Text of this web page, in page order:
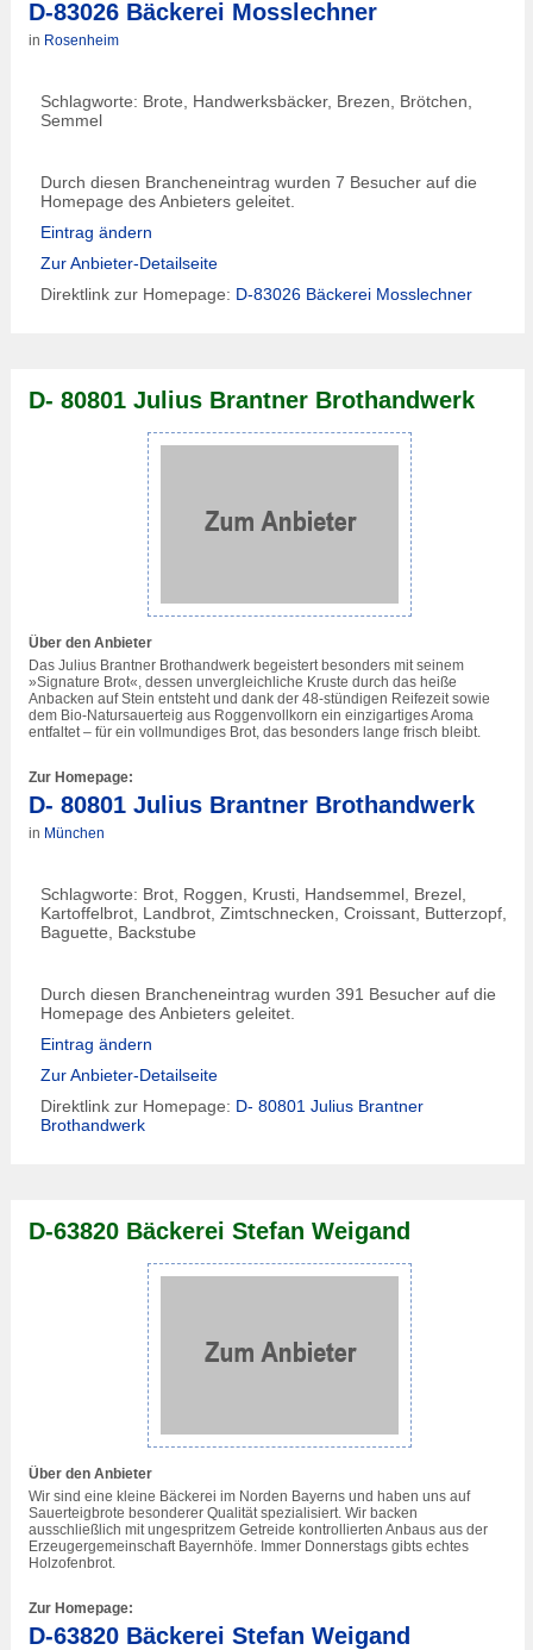
D-83026 Bäckerei Mosslechner
in Rosenheim
Schlagworte: Brote, Handwerksbäcker, Brezen, Brötchen,
Semmel
Durch diesen Brancheneintrag wurden 7 Besucher auf die
Homepage des Anbieters geleitet.
Eintrag ändern
Zur Anbieter-Detailseite
Direktlink zur Homepage: D-83026 Bäckerei Mosslechner
D- 80801 Julius Brantner Brothandwerk
Über den Anbieter
Das Julius Brantner Brothandwerk begeistert besonders mit seinem
»Signature Brot«, dessen unvergleichliche Kruste durch das heiße
Anbacken auf Stein entsteht und dank der 48-stündigen Reifezeit sowie
dem Bio-Natursauerteig aus Roggenvollkorn ein einzigartiges Aroma
entfaltet – für ein vollmundiges Brot, das besonders lange frisch bleibt.
Zur Homepage:
D- 80801 Julius Brantner Brothandwerk
in München
Schlagworte: Brot, Roggen, Krusti, Handsemmel, Brezel,
Kartoffelbrot, Landbrot, Zimtschnecken, Croissant, Butterzopf,
Baguette, Backstube
Durch diesen Brancheneintrag wurden 391 Besucher auf die
Homepage des Anbieters geleitet.
Eintrag ändern
Zur Anbieter-Detailseite
Direktlink zur Homepage: D- 80801 Julius Brantner
Brothandwerk
D-63820 Bäckerei Stefan Weigand
Über den Anbieter
Wir sind eine kleine Bäckerei im Norden Bayerns und haben uns auf
Sauerteigbrote besonderer Qualität spezialisiert. Wir backen
ausschließlich mit ungespritzem Getreide kontrollierten Anbaus aus der
Erzeugergemeinschaft Bayernhöfe. Immer Donnerstags gibts echtes
Holzofenbrot.
Zur Homepage:
D-63820 Bäckerei Stefan Weigand